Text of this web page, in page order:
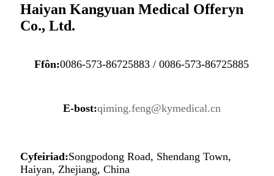
Haiyan Kangyuan Medical Offeryn
Co., Ltd.
Ffôn:0086-573-86725883 / 0086-573-86725885
E-bost:qiming.feng@kymedical.cn
Cyfeiriad:Songpodong Road, Shendang Town,
Haiyan, Zhejiang, China